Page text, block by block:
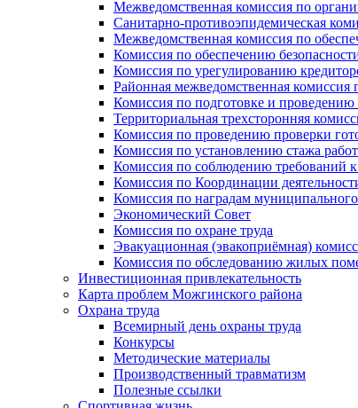
Межведомственная комиссия по
Санитарно-противоэпидемическая
Межведомственная комиссия по
Комиссия по обеспечению
Комиссия по урегулированию
Районная межведомственная
Комиссия по подготовке и проведению
Территориальная трехсторонняя
Комиссия по проведению проверки
Комиссия по установлению стажа
Комиссия по соблюдению требований
Комиссия по Координации
Комиссия по наградам
Экономический Совет
Комиссия по охране труда
Эвакуационная (эвакоприёмная)
Комиссия по обследованию жилых
Инвестиционная привлекательность
Карта проблем Можгинского района
Охрана труда
Всемирный день охраны труда
Конкурсы
Методические материалы
Производственный травматизм
Полезные ссылки